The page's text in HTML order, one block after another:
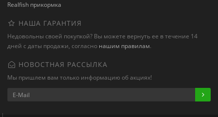
Realfish прикормка
НАША ГАРАНТИЯ
Недовольны своей покупкой? Вы можете вернуть ее в течение 14
дней с даты продажи, согласно нашим правилам.
НОВОСТНАЯ РАССЫЛКА
Мы пришлем вам только информацию об акциях!